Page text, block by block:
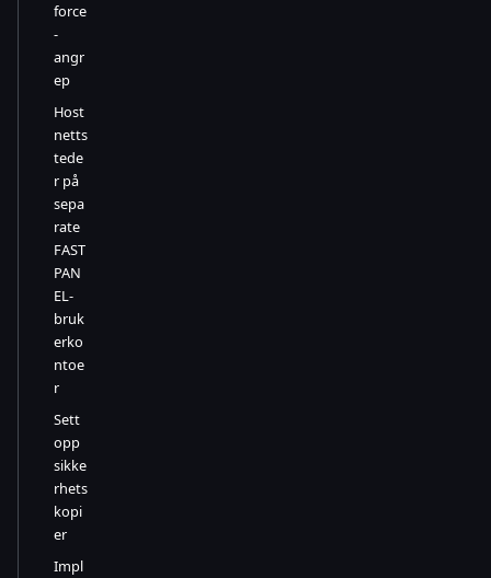
force
-
angr
ep
Host
netts
tede
r på
sepa
rate
FAST
PAN
EL-
bruk
erko
ntoe
r
Sett
opp
sikke
rhets
kopi
er
Impl